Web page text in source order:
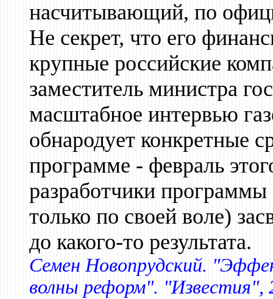
насчитывающий, по
Не секрет, что его
крупные российские
заместитель министра
масштабное интервью
обнародует конкретные
программе - февраль
разработчики
только по своей воле)
до какого-то результата.
Семен Новопрудский.
волны реформ". "Известия",